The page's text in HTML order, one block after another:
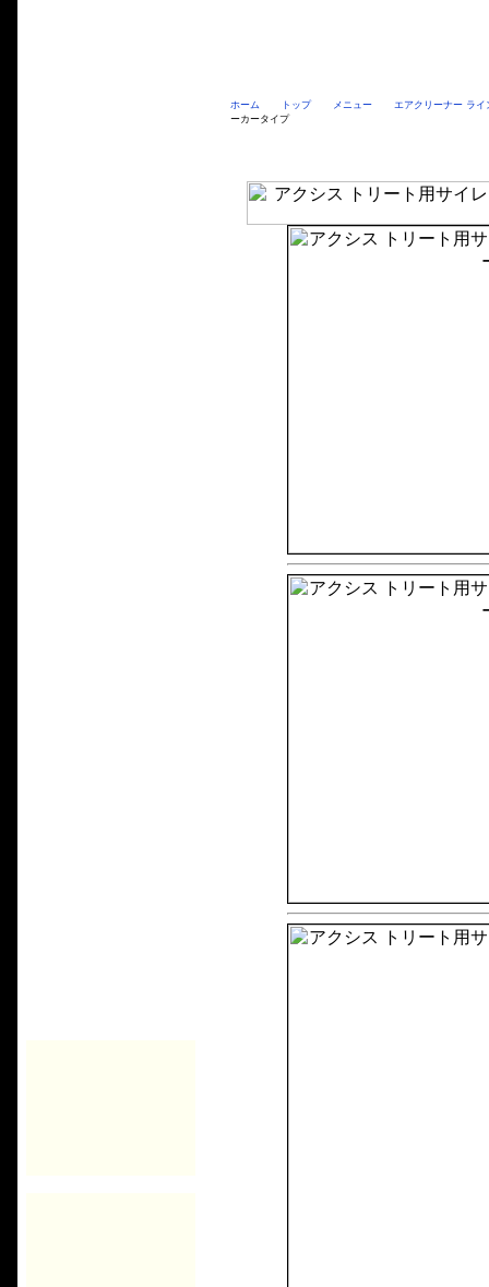
ホーム トップ メニュー
エアクリーナー ライ
ーカータイプ